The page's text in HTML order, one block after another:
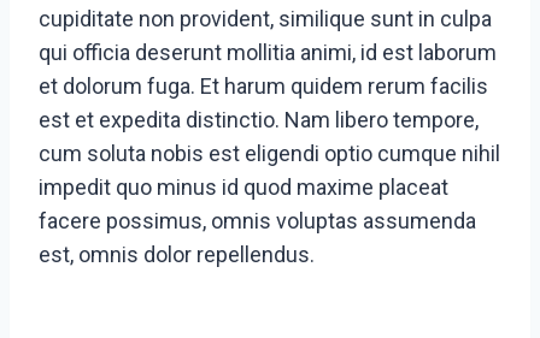
cupiditate non provident, similique sunt in culpa
qui officia deserunt mollitia animi, id est laborum
et dolorum fuga. Et harum quidem rerum facilis
est et expedita distinctio. Nam libero tempore,
cum soluta nobis est eligendi optio cumque nihil
impedit quo minus id quod maxime placeat
facere possimus, omnis voluptas assumenda
est, omnis dolor repellendus.